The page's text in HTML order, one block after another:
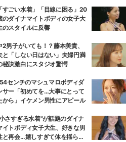
「すごい水着」「目線に困る」20
のダイナマイトボディの女子大
のスタイルに反響
2男子がいても！？藤本美貴、
と「しない日はない」夫婦円満
秘訣激白にスタジオ驚愕
センチのマシュマロボディダ
サー「初めてを…大事にとって
から」イケメン男性にアピール
さすぎる水着”が話題のダイナ
イトボディ女子大生、好きな男
と再会…嬉しすぎて体を揺らし